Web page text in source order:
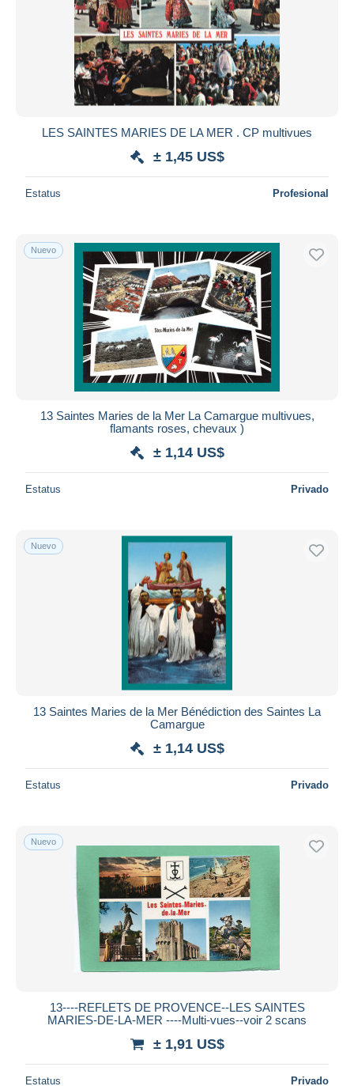
LES SAINTES MARIES DE LA MER . CP multivues
± 1,45 US$
Estatus Profesional
Nuevo
13 Saintes Maries de la Mer La Camargue multivues,
flamants roses, chevaux )
± 1,14 US$
Estatus Privado
Nuevo
13 Saintes Maries de la Mer Bénédiction des Saintes La
Camargue
± 1,14 US$
Estatus Privado
Nuevo
13----REFLETS DE PROVENCE--LES SAINTES
MARIES-DE-LA-MER ----Multi-vues--voir 2 scans
± 1,91 US$
Estatus Privado